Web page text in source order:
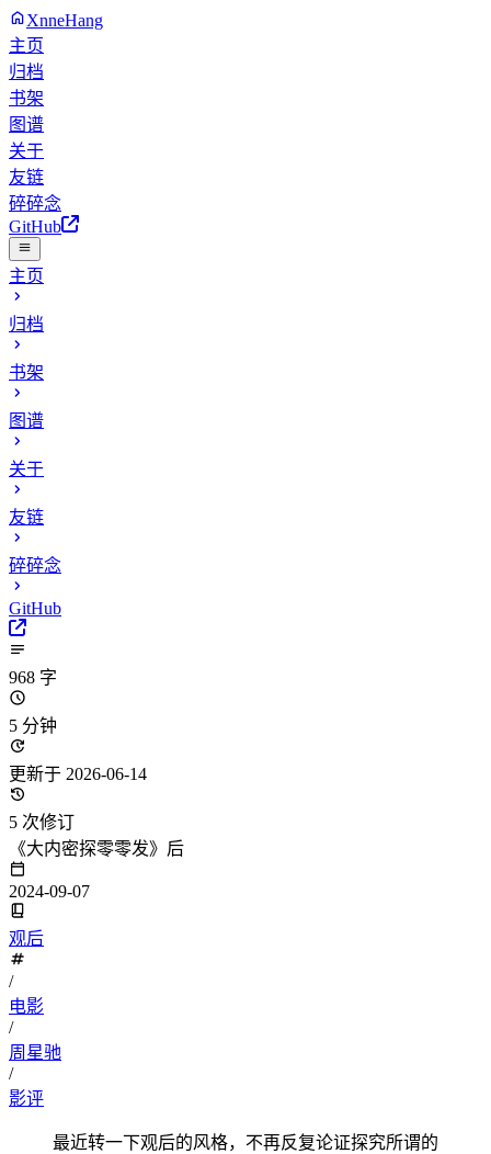
XnneHang
主页
归档
书架
图谱
关于
友链
碎碎念
GitHub
主页
归档
书架
图谱
关于
友链
碎碎念
GitHub
968 字
5 分钟
更新于 2026-06-14
5 次修订
《大内密探零零发》后
2024-09-07
观后
/
电影
/
周星驰
/
影评
最近转一下观后的风格，不再反复论证探究所谓的